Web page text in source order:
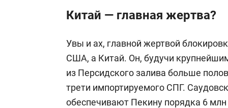
Китай — главная жертва?
Увы и ах, главной жертвой
США, а Китай. Он, будучи
из Персидского залива больше
трети импортируемого СПГ.
обеспечивают Пекину порядка 6